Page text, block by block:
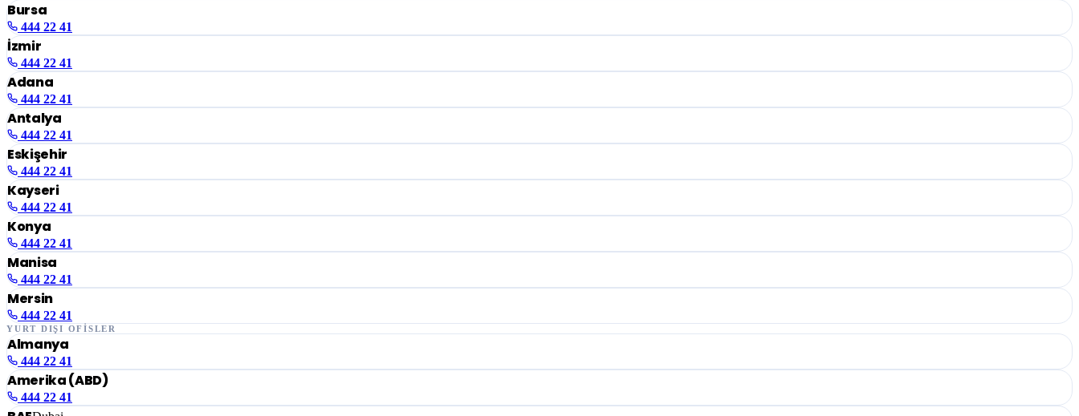
Bursa
444 22 41
İzmir
444 22 41
Adana
444 22 41
Antalya
444 22 41
Eskişehir
444 22 41
Kayseri
444 22 41
Konya
444 22 41
Manisa
444 22 41
Mersin
444 22 41
YURT DIŞI OFİSLER
Almanya
444 22 41
Amerika (ABD)
444 22 41